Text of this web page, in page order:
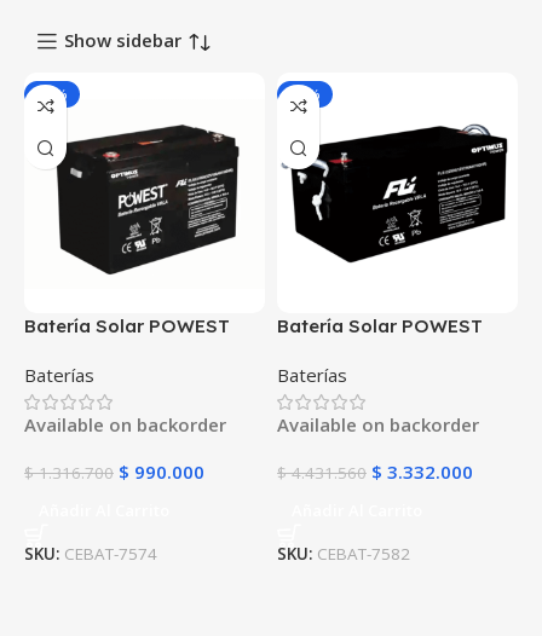
Show sidebar
-25%
Batería Solar POWEST
AGM VRLA Ciclo Profundo
| Energía Verde Solar
Eólica
Baterías
Available on backorder
$1.316.700 $ 990.000
SKU: CEBAT-7574
-25%
Batería Solar POWEST
AGM VRLA | Máxima
Capacidad para Energía
Solar y Eólica
Baterías
Available on backorder
$4.431.560 $ 3.332.000
SKU: CEBAT-7582